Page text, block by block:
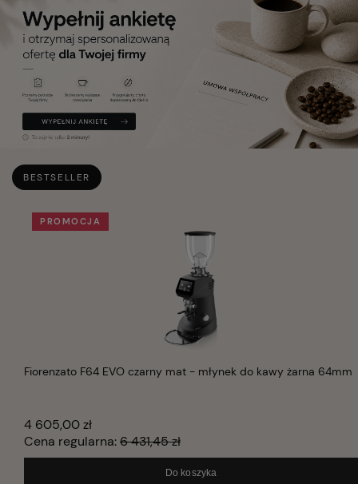
BESTSELLER
Fiorenzato F64 EVO czarny mat - młynek do kawy żarna 64mm
4 605,00 zł
Cena regularna:6 431,45 zł
Do koszyka